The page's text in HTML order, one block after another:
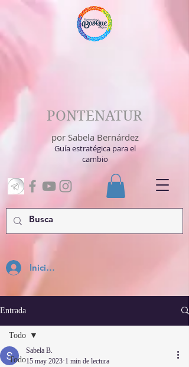
Inicia Sesión
PONTENATUR
por Sabela Bernárdez
Guía estratégica para el
cambio
Entrada
Todo
Todo
Sabela B.
15 may 2023 1 min de lectura